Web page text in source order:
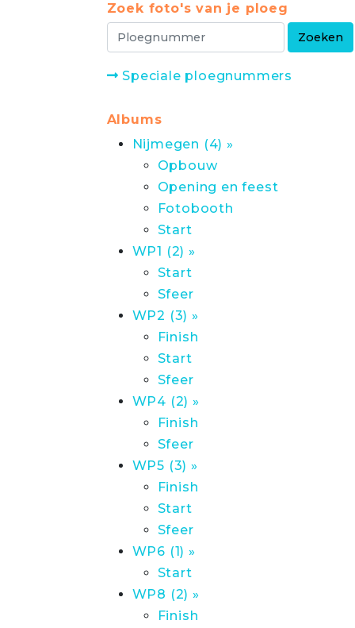
Zoek foto's van je ploeg
Speciale ploegnummers
Albums
Nijmegen (4) »
Opbouw
Opening en feest
Fotobooth
Start
WP1 (2) »
Start
Sfeer
WP2 (3) »
Finish
Start
Sfeer
WP4 (2) »
Finish
Sfeer
WP5 (3) »
Finish
Start
Sfeer
WP6 (1) »
Start
WP8 (2) »
Finish